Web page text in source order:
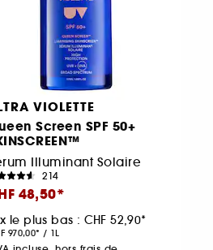
VIOLETTE
Screen SPF 50+
Illuminant Solaire
214
48,50
le plus bas : CHF 52,90
970,00 / 1L